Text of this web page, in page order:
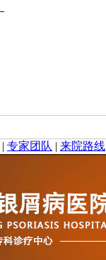
| 专家团队 | 来院路线